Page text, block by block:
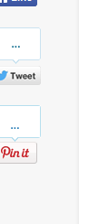
on
Twitter